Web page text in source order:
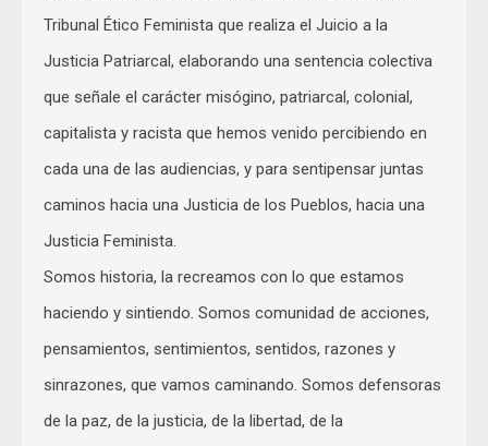
Tribunal Ético Feminista que realiza el Juicio a la
Justicia Patriarcal, elaborando una sentencia colectiva
que señale el carácter misógino, patriarcal, colonial,
capitalista y racista que hemos venido percibiendo en
cada una de las audiencias, y para sentipensar juntas
caminos hacia una Justicia de los Pueblos, hacia una
Justicia Feminista.
Somos historia, la recreamos con lo que estamos
haciendo y sintiendo. Somos comunidad de acciones,
pensamientos, sentimientos, sentidos, razones y
sinrazones, que vamos caminando. Somos defensoras
de la paz, de la justicia, de la libertad, de la